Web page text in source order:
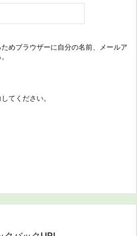
めブラウザーに自分の名前、メールア
てください。